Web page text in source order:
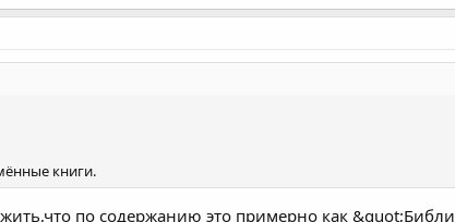
книги.
по содержанию это примерно как